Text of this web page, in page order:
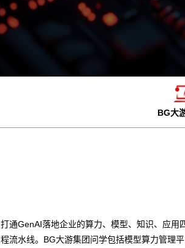
BG大
打通GenAI落地企业的算力、模型、知识、应
程流水线。BG大游集团问学包括模型算力管理